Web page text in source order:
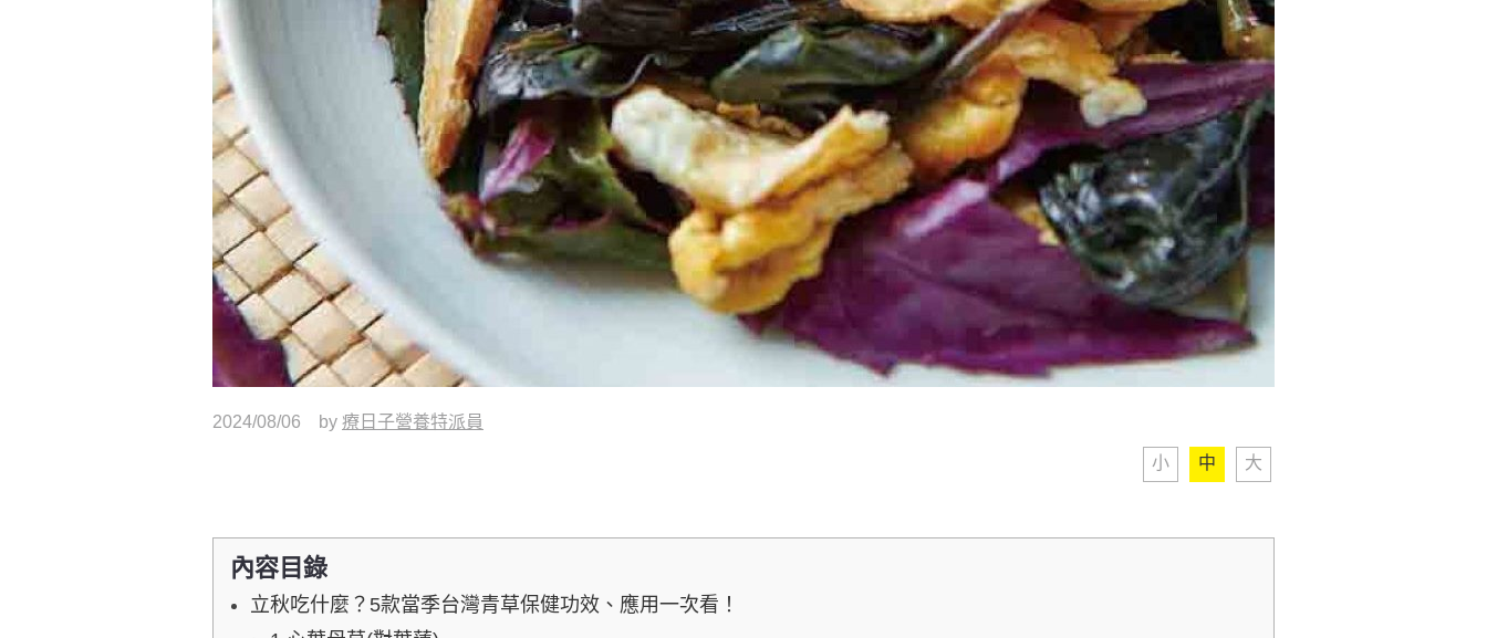
2024/08/06 by 療日子營養特派員
小 中 大
內容目錄
立秋吃什麼？5款當季台灣青草保健功效、應用一次看！